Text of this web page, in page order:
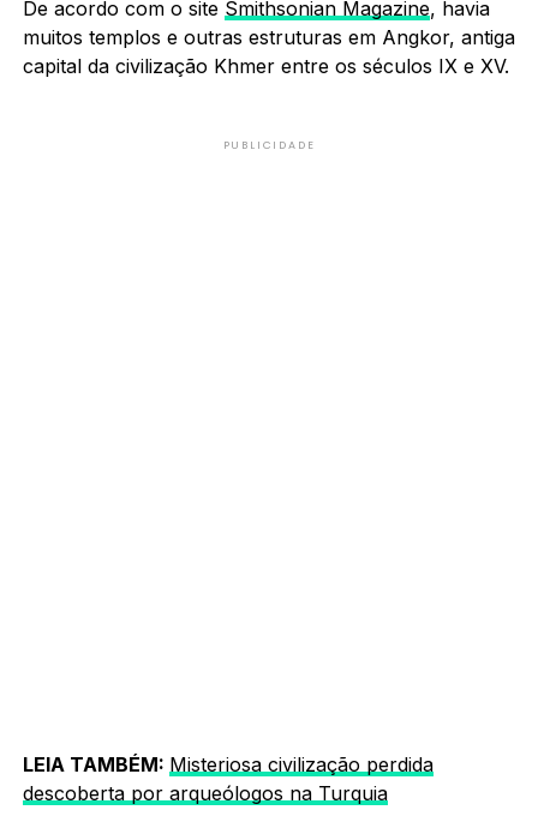
De acordo com o site Smithsonian Magazine, havia
muitos templos e outras estruturas em Angkor, antiga
capital da civilização Khmer entre os séculos IX e XV.
PUBLICIDADE
LEIA TAMBÉM: Misteriosa civilização perdida
descoberta por arqueólogos na Turquia